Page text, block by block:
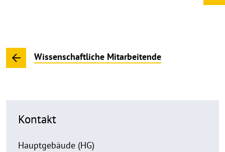
Wissenschaftliche Mitarbeitende
Kontakt
Hauptgebäude (HG)